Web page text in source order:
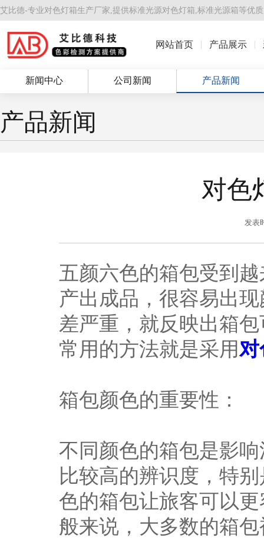
艾比德-专业对色灯箱生产厂家,提供标准光源对色灯箱,标准光源箱等优
网站首页 产品展示
新闻中心 公司新闻 产品新闻
产品新闻
对色
发表
五颜六色的箱包受到
产出成品，很容易出
差严重，就反映出箱
常用的方法就是采用对
箱包颜色的重要性：
不同颜色的箱包是影
比较高的辨识度，特
色的箱包让旅客可以
般来说，大多数的箱